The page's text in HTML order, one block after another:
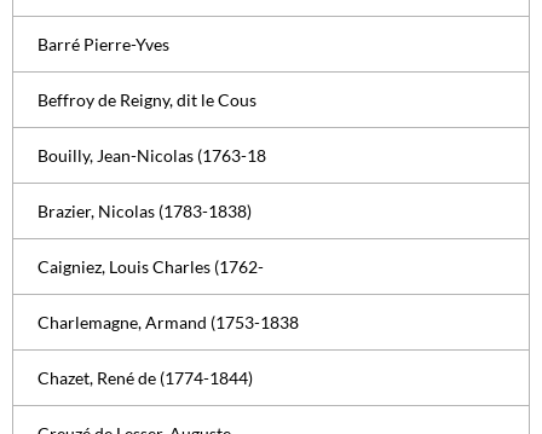
Barré Pierre-Yves
Beffroy de Reigny, dit le Cous
Bouilly, Jean-Nicolas (1763-18
Brazier, Nicolas (1783-1838)
Caigniez, Louis Charles (1762-
Charlemagne, Armand (1753-1838
Chazet, René de (1774-1844)